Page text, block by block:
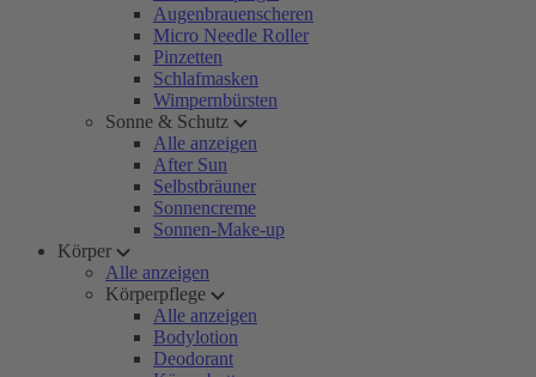
Augenbrauenscheren
Micro Needle Roller
Pinzetten
Schlafmasken
Wimpernbürsten
Sonne & Schutz
Alle anzeigen
After Sun
Selbstbräuner
Sonnencreme
Sonnen-Make-up
Körper
Alle anzeigen
Körperpflege
Alle anzeigen
Bodylotion
Deodorant